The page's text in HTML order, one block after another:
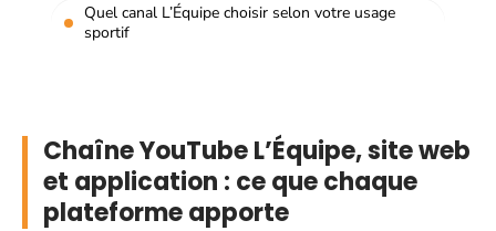
Quel canal L’Équipe choisir selon votre usage
sportif
Chaîne YouTube L’Équipe, site web
et application : ce que chaque
plateforme apporte